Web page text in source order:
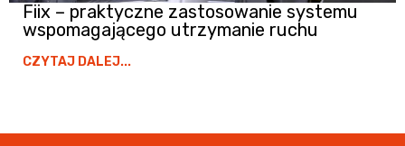
Fiix – praktyczne zastosowanie systemu
wspomagającego utrzymanie ruchu
CZYTAJ DALEJ...